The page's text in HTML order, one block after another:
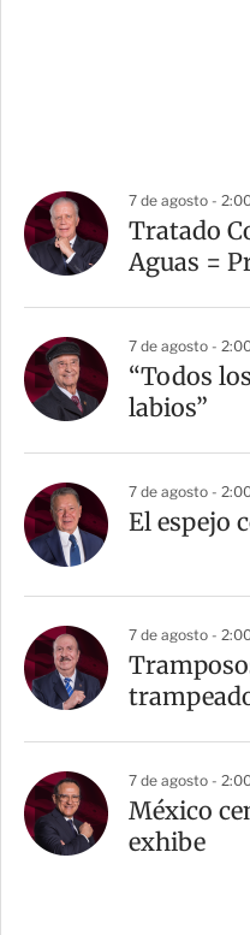
7 de agosto -
Tratado
Aguas =
7 de agosto -
“Todos
labios”
7 de agosto -
El espejo
7 de agosto -
7 de agosto -
México
exhibe